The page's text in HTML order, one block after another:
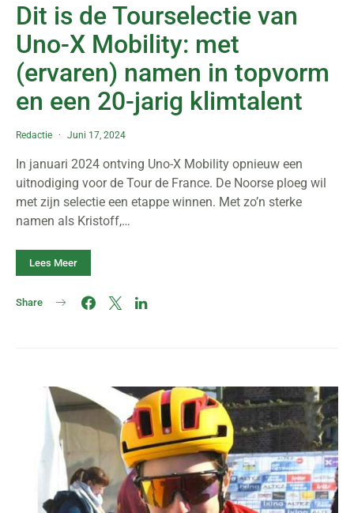
Dit is de Tourselectie van
Uno-X Mobility: met
(ervaren) namen in topvorm
en een 20-jarig klimtalent
Redactie Juni 17, 2024
In januari 2024 ontving Uno-X Mobility opnieuw een
uitnodiging voor de Tour de France. De Noorse ploeg wil
met zijn selectie een etappe winnen. Met zo’n sterke
namen als Kristoff,…
Lees Meer
Share